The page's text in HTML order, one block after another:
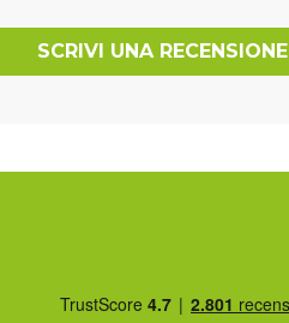
SCRIVI UNA RECENSIONE